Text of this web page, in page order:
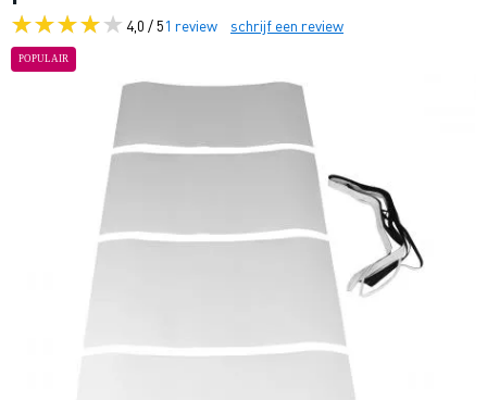
4,0 / 51 review schrijf een review
POPULAIR